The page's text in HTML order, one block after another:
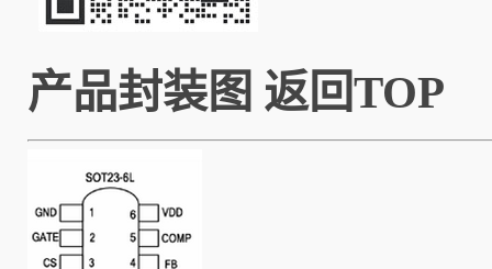
产品封装图 返回TOP